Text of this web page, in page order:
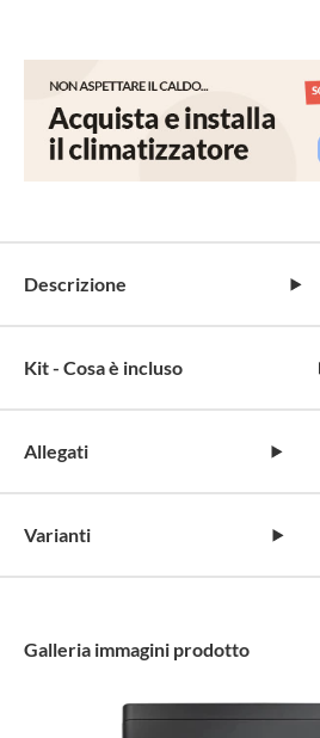
Descrizione
Kit - Cosa è incluso
Allegati
Varianti
Galleria immagini prodotto